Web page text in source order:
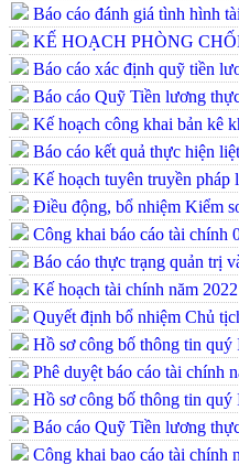
Báo cáo đánh giá tình hình
KẾ HOẠCH PHÒNG
Báo cáo xác định quỹ tiền
Báo cáo Quỹ Tiền lương
Kế hoạch công khai bản kê
Báo cáo kết quả thực hiện
Kế hoạch tuyên truyền pháp
Điều động, bổ nhiệm Kiểm
Công khai báo cáo tài chính
Báo cáo thực trạng quản trị
Kế hoạch tài chính năm 2022
Quyết định bổ nhiệm Chủ
Hồ sơ công bố thông tin quý
Phê duyệt báo cáo tài chính
Hồ sơ công bố thông tin quý
Báo cáo Quỹ Tiền lương
Công khai bao cáo tài chính